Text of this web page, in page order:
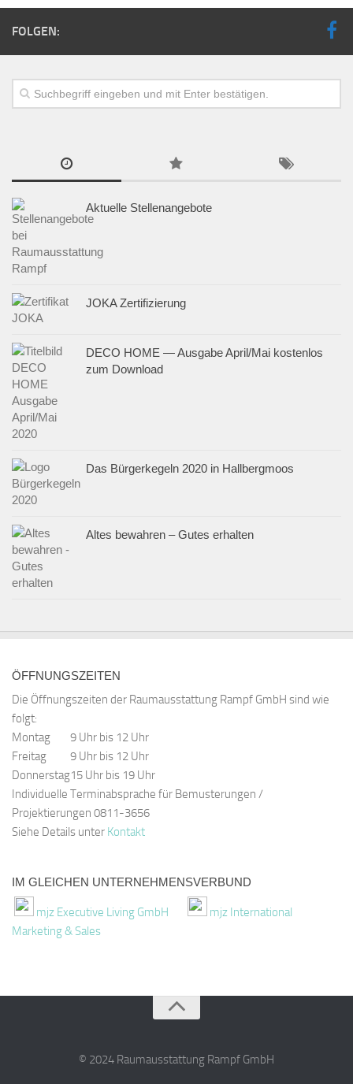
FOLGEN:
Aktuelle Stellenangebote
JOKA Zertifizierung
DECO HOME — Ausgabe April/Mai kostenlos
zum Download
Das Bürgerkegeln 2020 in Hallbergmoos
Altes bewahren – Gutes erhalten
ÖFFNUNGSZEITEN
Die Öffnungszeiten der Raumausstattung Rampf GmbH sind wie
folgt:
Montag
9 Uhr bis 12 Uhr
Freitag
9 Uhr bis 12 Uhr
Donnerstag15 Uhr bis 19 Uhr
Individuelle Terminabsprache für Bemusterungen /
Projektierungen 0811-3656
Siehe Details unter Kontakt
IM GLEICHEN UNTERNEHMENSVERBUND
mjz Executive Living GmbH
mjz International
Marketing & Sales
© 2024 Raumausstattung Rampf GmbH